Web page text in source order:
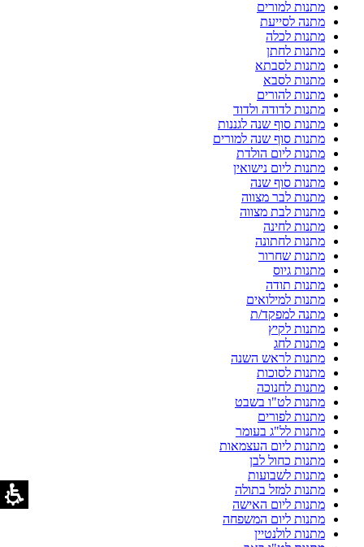
מתנות למורים
מתנה לסייעת
מתנות לכלה
מתנות לחתן
מתנות לסבתא
מתנות לסבא
מתנות להורים
מתנות לדודה ולדוד
מתנות סוף שנה לגננות
מתנות סוף שנה למורים
מתנות ליום הולדת
מתנות ליום נישואין
מתנות סוף שנה
מתנות לבר מצווה
מתנות לבת מצווה
מתנות לחינה
מתנות לחתונה
מתנות שחרור
מתנות גיוס
מתנות תודה
מתנות למילואים
מתנה למפקד/ת
מתנות לקיץ
מתנות לחג
מתנות לראש השנה
מתנות לסוכות
מתנות לחנוכה
מתנות לט"ו בשבט
מתנות לפורים
מתנות לל"ג בעומר
מתנות ליום העצמאות
מתנות כחול לבן
מתנות לשבועות
מתנות למזל בתולה
מתנות ליום האישה
מתנות ליום המשפחה
מתנות לולנטיין